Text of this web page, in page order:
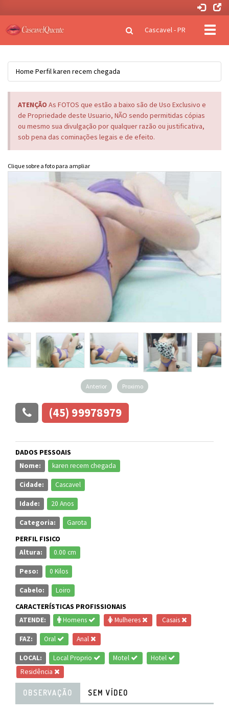
Clique
Cascavel - PR
Home Perfilkaren recem chegada
ATENÇÃO As FOTOS que estão a baixo são de Uso Exclusivo e
de Propriedade deste Usuario, NÃO sendo permitidas cópias
ou mesmo sua divulgação por qualquer razão ou justificativa,
sob pena das cominações legais e de efeito.
Clique sobre a foto para ampliar
Anterior Proximo
(45) 99978979
DADOS PESSOAIS
Nome: karen recem chegada
Cidade: Cascavel
Idade: 20 Anos
Categoria: Garota
PERFIL FISICO
Altura: 0.00 cm
Peso: 0 Kilos
Cabelo: Loiro
CARACTERÍSTICAS PROFISSIONAIS
ATENDE: Homens Mulheres Casais
FAZ: Oral Anal
LOCAL: Local Proprio Motel
Hotel
Residência
OBSERVAÇÃO SEM VÍDEO